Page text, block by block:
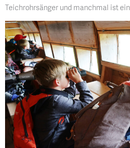
Teichrohrsänger und manchmal ist